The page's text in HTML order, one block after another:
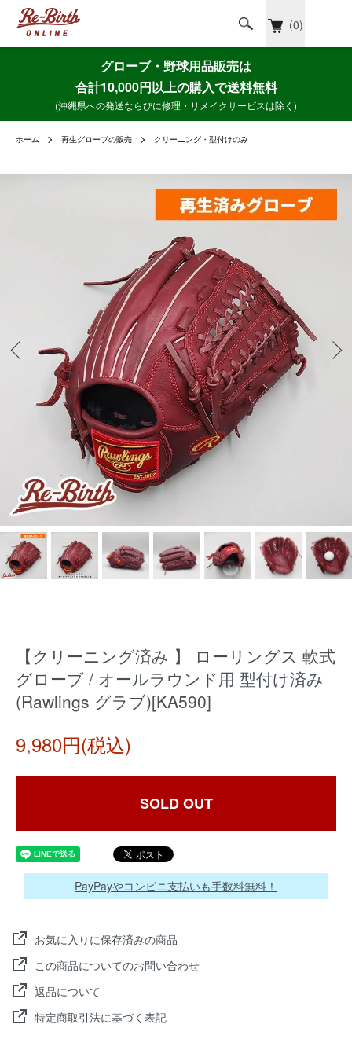
(0)
グローブ・野球用品販売は
合計10,000円以上の購入で送料無料
(沖縄県への発送ならびに修理・リメイクサービスは除く)
ホーム 再生グローブの販売 クリーニング・型付けのみ
【クリーニング済み 】 ローリングス 軟式
グローブ / オールラウンド用 型付け済み
(Rawlings グラブ)[KA590]
9,980円(税込)
SOLD OUT
PayPayやコンビニ支払いも手数料無料！
お気に入りに保存済みの商品
この商品についてのお問い合わせ
返品について
特定商取引法に基づく表記